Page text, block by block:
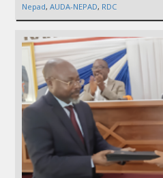
Nepad, AUDA-NEPAD, RDC